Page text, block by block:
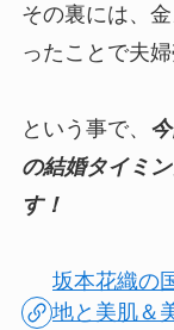
その裏には、
ったことで夫
という事で、
の結婚タイミ
す！
坂本花織の
地と美肌＆